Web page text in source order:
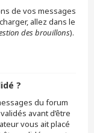
de vos messages
allez dans le
des brouillons).
?
du forum
avant d’être
vous ait placé